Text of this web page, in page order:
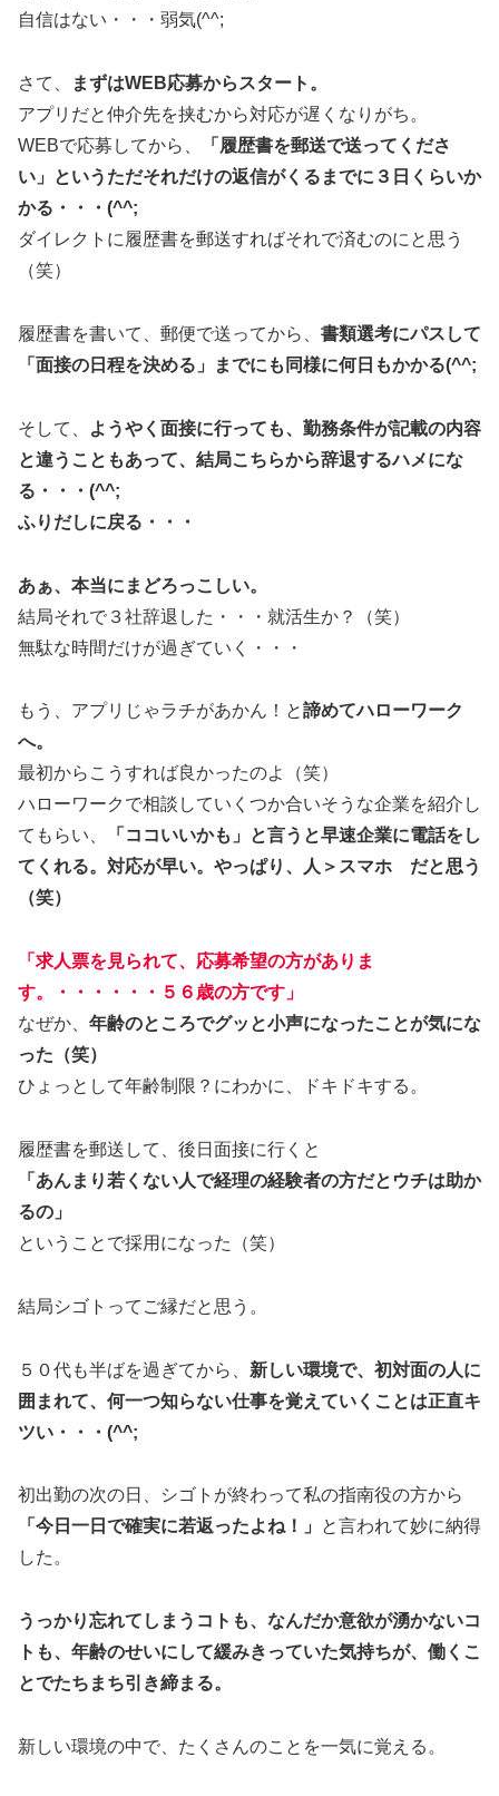
自信はない・・・弱気(^^;
さて、
まずはWEB応募からスタート。
アプリだと仲介先を挟むから対応が遅くなりがち。
WEBで応募してから、
「履歴書を郵送で送ってくださ
い」というただそれだけの返信がくるまでに３日くらいか
かる・・・(^^;
ダイレクトに履歴書を郵送すればそれで済むのにと思う
（笑）
履歴書を書いて、郵便で送ってから、 書類選考にパスして
「面接の日程を決める」までにも同様に何日もかかる(^^;
そして、
ようやく面接に行っても、勤務条件が記載の内容
と違うこともあって、結局こちらから辞退するハメにな
る・・・(^^;
ふりだしに戻る・・・
あぁ、本当にまどろっこしい。
結局それで３社辞退した・・・就活生か？（笑）
無駄な時間だけが過ぎていく・・・
もう、アプリじゃラチがあかん！と諦めてハローワーク
へ。
最初からこうすれば良かったのよ（笑）
ハローワークで相談していくつか合いそうな企業を紹介し
てもらい、
「ココいいかも」と言うと早速企業に電話をし
てくれる。対応が早い。やっぱり、人＞スマホ だと思う
（笑）
「求人票を見られて、応募希望の方がありま
す。・・・・・・ ５６歳の方です 」
なぜか、 年齢のところでグッと小声になったことが気にな
った（笑）
ひょっとして年齢制限？にわかに、ドキドキする。
履歴書を郵送して、後日面接に行くと
「あんまり若くない人で経理の経験者の方だとウチは助か
るの」
ということで採用になった（笑）
結局シゴトってご縁だと思う。
５０代も半ばを過ぎてから、 新しい環境で、初対面の人に
囲まれて、何一つ知らない仕事を覚えていくことは正直キ
ツい・・・(^^;
初出勤の次の日、シゴトが終わって私の指南役の方から
「今日一日で確実に若返ったよね！」
と言われて妙に納得
した。
うっかり忘れてしまうコトも、なんだか意欲が湧かないコ
トも、年齢のせいにして緩みきっていた気持ちが、働くこ
とでたちまち引き締まる。
新しい環境の中で、たくさんのことを一気に覚える。